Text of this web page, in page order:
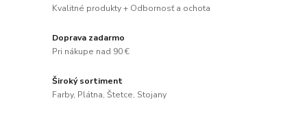
Kvalitné produkty + Odbornosť a ochota
Doprava zadarmo
Pri nákupe nad 90 €
Široký sortiment
Farby, Plátna, Štetce, Stojany